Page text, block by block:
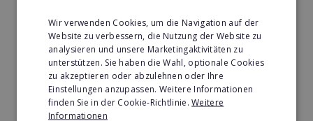
dieser neuartigen Trainingskombination
flächendeckend bedienen und sucht daher für seine
weitere Expansion motivierte Franchisenehmer für
den erfolgreichen Start in die Selbständigkeit.
Was unterscheidet das fitbox
Wir verwenden Cookies, um die Navigation auf der
Website zu verbessern, die Nutzung der Website zu
analysieren und unsere Marketingaktivitäten zu
unterstützen. Sie haben die Wahl, optionale Cookies
zu akzeptieren oder abzulehnen oder Ihre
Einstellungen anzupassen. Weitere Informationen
finden Sie in der Cookie-Richtlinie.Weitere
Informationen